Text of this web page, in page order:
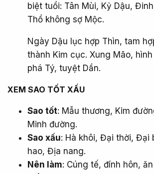
biệt tuổi: Tân Mùi, Kỷ Dậu,
Thổ không sợ Mộc.
Ngày Dậu lục hợp Thìn, tam
thành Kim cục. Xung Mão,
phá Tý, tuyệt Dần.
XEM SAO TỐT XẤU​
Sao tốt: Mẫu thương, Kim
Minh đường.
Sao xấu: Hà khôi, Đại thời, Đại
hao, Địa nang.
Nên làm: Cúng tế, đính hôn,